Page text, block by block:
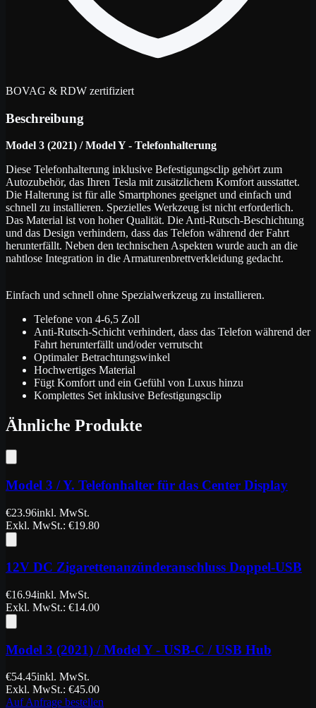
BOVAG & RDW zertifiziert
Beschreibung
Model 3 (2021) / Model Y - Telefonhalterung
Diese Telefonhalterung inklusive Befestigungsclip gehört zum
Autozubehör, das Ihren Tesla mit zusätzlichem Komfort ausstattet.
Die Halterung ist für alle Smartphones geeignet und einfach und
schnell zu installieren. Spezielles Werkzeug ist nicht erforderlich.
Das Material ist von hoher Qualität. Die Anti-Rutsch-Beschichtung
und das Design verhindern, dass das Telefon während der Fahrt
herunterfällt. Neben den technischen Aspekten wurde auch an die
nahtlose Integration in die Armaturenbrettverkleidung gedacht.
Einfach und schnell ohne Spezialwerkzeug zu installieren.
Telefone von 4-6,5 Zoll
Anti-Rutsch-Schicht verhindert, dass das Telefon während der
Fahrt herunterfällt und/oder verrutscht
Optimaler Betrachtungswinkel
Hochwertiges Material
Fügt Komfort und ein Gefühl von Luxus hinzu
Komplettes Set inklusive Befestigungsclip
Ähnliche Produkte
Model 3 / Y. Telefonhalter für das Center Display
€23.96inkl. MwSt.
Exkl. MwSt.: €19.80
12V DC Zigarettenanzünderanschluss Doppel-USB
€16.94inkl. MwSt.
Exkl. MwSt.: €14.00
Model 3 (2021) / Model Y - USB-C / USB Hub
€54.45inkl. MwSt.
Exkl. MwSt.: €45.00
Auf Anfrage bestellen